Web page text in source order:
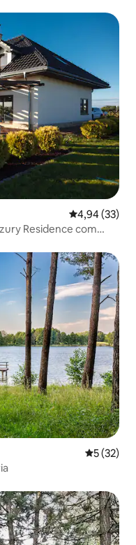
4,94 de uma
4,94 (33)
Residence com
5 de uma
5 (32)